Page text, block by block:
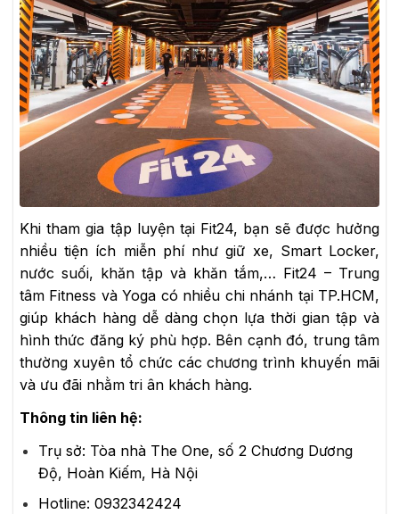
Khi tham gia tập luyện tại Fit24, bạn sẽ được hưởng
nhiều tiện ích miễn phí như giữ xe, Smart Locker,
nước suối, khăn tập và khăn tắm,… Fit24 – Trung
tâm Fitness và Yoga có nhiều chi nhánh tại TP.HCM,
giúp khách hàng dễ dàng chọn lựa thời gian tập và
hình thức đăng ký phù hợp. Bên cạnh đó, trung tâm
thường xuyên tổ chức các chương trình khuyến mãi
và ưu đãi nhằm tri ân khách hàng.
Thông tin liên hệ:
Trụ sở: Tòa nhà The One, số 2 Chương Dương
Độ, Hoàn Kiếm, Hà Nội
Hotline: 0932342424